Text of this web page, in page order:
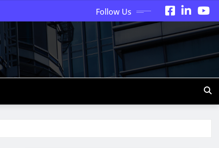
Follow Us